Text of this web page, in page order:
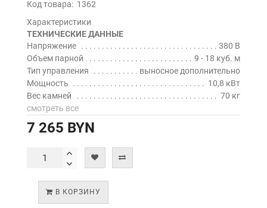
Код товара: 1362
Характеристики
ТЕХНИЧЕСКИЕ ДАННЫЕ
Напряжение
380 В
Объем парной
9 - 18 куб. м
Тип управления
выносное дополнительно
Мощность
10,8 кВт
Вес камней
70 кг
смотреть все
7 265 BYN
В КОРЗИНУ